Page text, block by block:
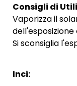
Consigli di
Vaporizza il
Si sconsiglia
Inci: